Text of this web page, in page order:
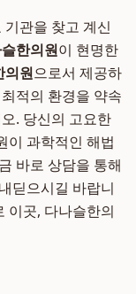
관을 찾고 계신
한의원이 현명한
의원으로서 제공하
적의 환경을 약속
. 당신의 고요한
이 과학적인 해법
바로 상담을 통해
딛으시길 바랍니
이곳, 다나슬한의